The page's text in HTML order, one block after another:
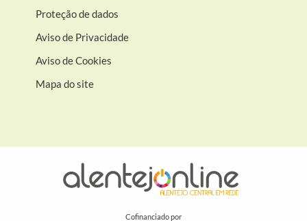
Proteção de dados
Aviso de Privacidade
Aviso de Cookies
Mapa do site
Cofinanciado por